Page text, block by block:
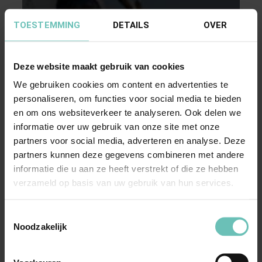
TOESTEMMING DETAILS OVER
Deze website maakt gebruik van cookies
We gebruiken cookies om content en advertenties te
personaliseren, om functies voor social media te bieden
en om ons websiteverkeer te analyseren. Ook delen we
informatie over uw gebruik van onze site met onze
partners voor social media, adverteren en analyse. Deze
partners kunnen deze gegevens combineren met andere
informatie die u aan ze heeft verstrekt of die ze hebben
verzameld op basis van uw gebruik van hun services.
Noodzakelijk
28 MAART 2016
Uitspraak Hoge Raad: Tweede hoger beroep
ontvankelijk? (ECLI:NL:HR:2016:505, 25 maart
Appelprocesrecht. Tweede hoger beroep
ontvankelijk? HR 9 juli 1999,